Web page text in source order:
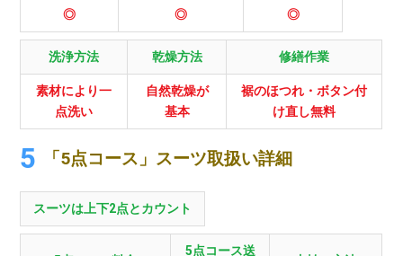
◎ ◎ ◎
洗浄方法 乾燥方法 修繕作業
素材により一
点洗い
自然乾燥が
基本
裾のほつれ・ボタン付
け直し無料
「5点コース」スーツ取扱い詳細
スーツは上下2点とカウント
5点コース送